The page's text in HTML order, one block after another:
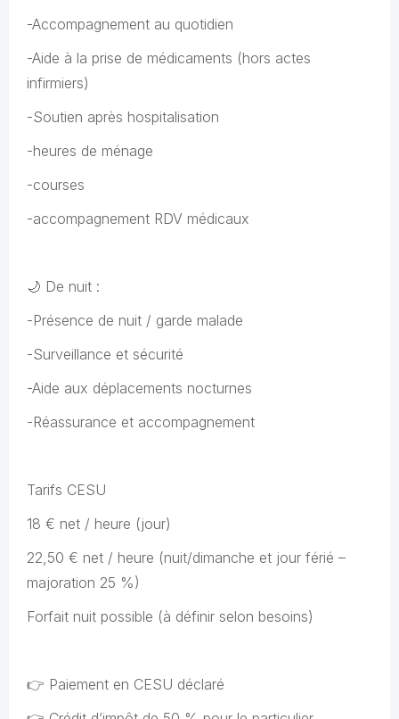
-Accompagnement au quotidien
-Aide à la prise de médicaments (hors actes
infirmiers)
-Soutien après hospitalisation
-heures de ménage
-courses
-accompagnement RDV médicaux
🌙 De nuit :
-Présence de nuit / garde malade
-Surveillance et sécurité
-Aide aux déplacements nocturnes
-Réassurance et accompagnement
Tarifs CESU
18 € net / heure (jour)
22,50 € net / heure (nuit/dimanche et jour férié –
majoration 25 %)
Forfait nuit possible (à définir selon besoins)
👉 Paiement en CESU déclaré